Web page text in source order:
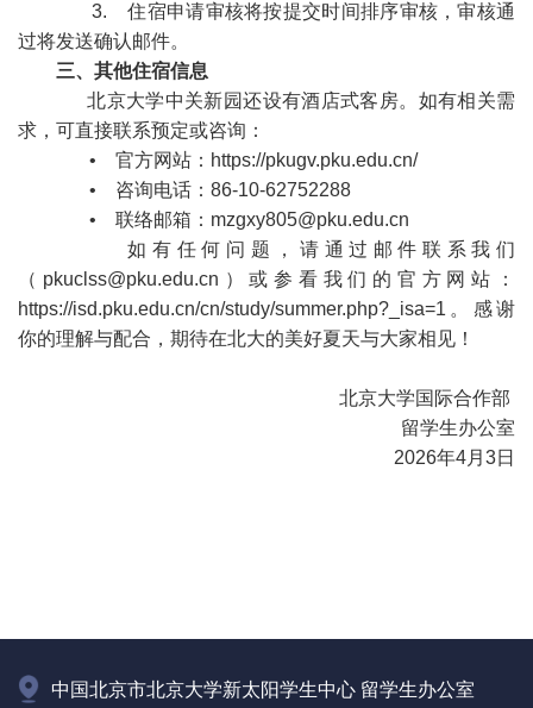
3. 住宿申请审核将按提交时间排序审核，审核通
过将发送确认邮件。
三、其他住宿信息
北京大学中关新园还设有酒店式客房。如有相关需
求，可直接联系预定或咨询：
• 官方网站： https://pkugv.pku.edu.cn/
• 咨询电话：86-10-62752288
• 联络邮箱：mzgxy805@pku.edu.cn
如有任何问题，请通过邮件联系我们
（pkuclss@pku.edu.cn）或参看我们的官方网站：
https://isd.pku.edu.cn/cn/study/summer.php?_isa=1 。感谢
你的理解与配合，期待在北大的美好夏天与大家相见！
北京大学国际合作部
留学生办公室
2026年4月3日
中国北京市北京大学新太阳学生中心 留学生办公室